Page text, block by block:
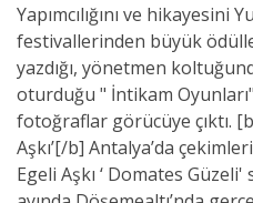
Yapımcılığını ve hikayesini
festivallerinden büyük
yazdığı, yönetmen
oturduğu " İntikam
fotoğraflar görücüye çıktı.
Aşkı’[/b] Antalya’da
Egeli Aşkı ‘ Domates